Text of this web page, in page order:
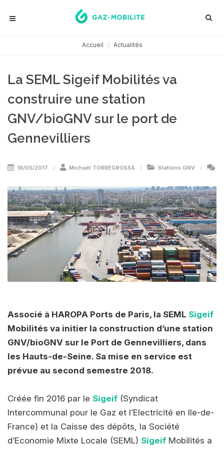
Accueil Actualités
La SEML Sigeif Mobilités va
construire une station
GNV/bioGNV sur le port de
Gennevilliers
18/05/2017 Michaël TORREGROSSA Stations GNV
Associé à HAROPA Ports de Paris, la SEML Sigeif
Mobilités va initier la construction d’une station
GNV/bioGNV sur le Port de Gennevilliers, dans
les Hauts-de-Seine. Sa mise en service est
prévue au second semestre 2018.
Créée fin 2016 par le Sigeif (Syndicat
Intercommunal pour le Gaz et l’Electricité en Ile-de-
France) et la Caisse des dépôts, la Société
d’Economie Mixte Locale (SEML) Sigeif Mobilités a